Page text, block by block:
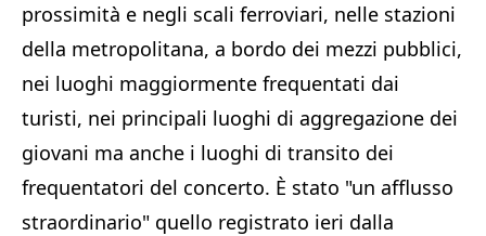
prossimità e negli scali ferroviari, nelle stazioni
della metropolitana, a bordo dei mezzi pubblici,
nei luoghi maggiormente frequentati dai
turisti, nei principali luoghi di aggregazione dei
giovani ma anche i luoghi di transito dei
frequentatori del concerto. È stato "un afflusso
straordinario" quello registrato ieri dalla